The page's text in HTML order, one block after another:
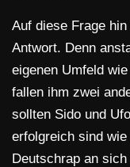
Auf diese Frage
Antwort. Denn
eigenen Umfeld
fallen ihm zwei
sollten Sido und
erfolgreich sind
Deutschrap an